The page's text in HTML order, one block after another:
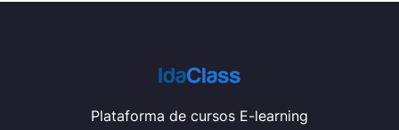
Plataforma de cursos E-learning